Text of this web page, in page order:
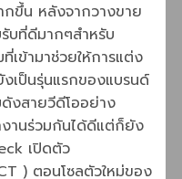
กขึ้น หลังจากวางขาย
บที่ดีมากๆสำหรับ
ข้ามาช่วยให้การแต่ง
เป็นรุ่นแรกของแบรนด์
ดังสายวีดีโออย่าง
านร่วมกันได้ดีแต่ก็ยัง
เปิดตัว
) ตอนโซลตัวใหม่ของ